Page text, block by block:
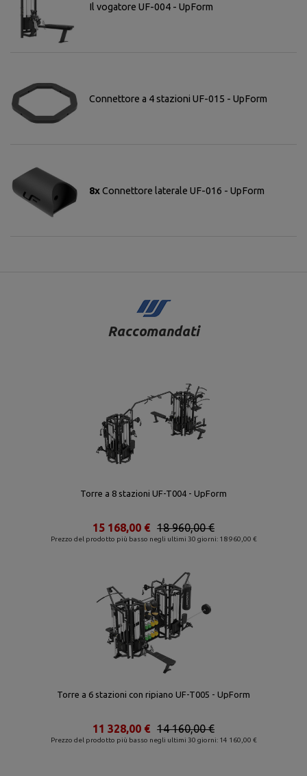
Il vogatore UF-004 - UpForm
Connettore a 4 stazioni UF-015 - UpForm
8xConnettore laterale UF-016 - UpForm
Raccomandati
Torre a 8 stazioni UF-T004 - UpForm
Prezzo del prodotto più basso negli ultimi 30 giorni: 18 960,00 €
18 960,00 €
15 168,00 €
Torre a 6 stazioni con ripiano UF-T005 - UpForm
Prezzo del prodotto più basso negli ultimi 30 giorni: 14 160,00 €
14 160,00 €
11 328,00 €